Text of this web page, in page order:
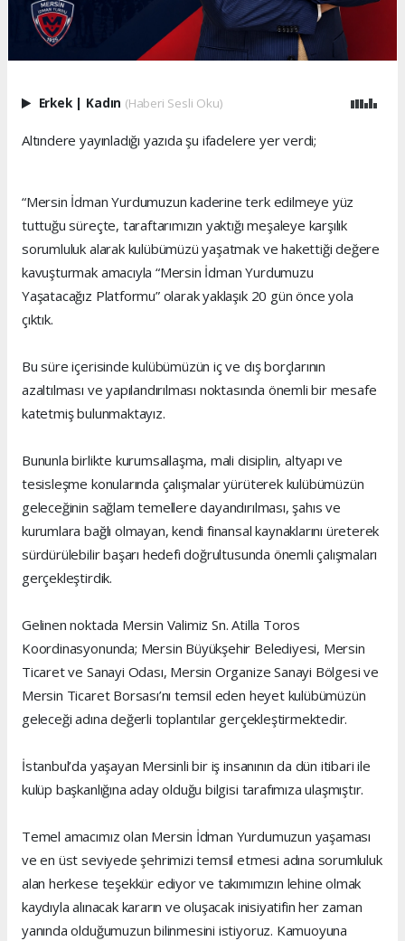
Erkek | Kadın (Haberi Sesli Oku)
Altındere yayınladığı yazıda şu ifadelere yer verdi;
“Mersin İdman Yurdumuzun kaderine terk edilmeye yüz
tuttuğu süreçte, taraftarımızın yaktığı meşaleye karşılık
sorumluluk alarak kulübümüzü yaşatmak ve hakettiği değere
kavuşturmak amacıyla “Mersin İdman Yurdumuzu
Yaşatacağız Platformu” olarak yaklaşık 20 gün önce yola
çıktık.
Bu süre içerisinde kulübümüzün iç ve dış borçlarının
azaltılması ve yapılandırılması noktasında önemli bir mesafe
katetmiş bulunmaktayız.
Bununla birlikte kurumsallaşma, mali disiplin, altyapı ve
tesisleşme konularında çalışmalar yürüterek kulübümüzün
geleceğinin sağlam temellere dayandırılması, şahıs ve
kurumlara bağlı olmayan, kendi finansal kaynaklarını üreterek
sürdürülebilir başarı hedefi doğrultusunda önemli çalışmaları
gerçekleştirdik.
Gelinen noktada Mersin Valimiz Sn. Atilla Toros
Koordinasyonunda; Mersin Büyükşehir Belediyesi, Mersin
Ticaret ve Sanayi Odası, Mersin Organize Sanayi Bölgesi ve
Mersin Ticaret Borsası’nı temsil eden heyet kulübümüzün
geleceği adına değerli toplantılar gerçekleştirmektedir.
İstanbul’da yaşayan Mersinli bir iş insanının da dün itibari ile
kulüp başkanlığına aday olduğu bilgisi tarafımıza ulaşmıştır.
Temel amacımız olan Mersin İdman Yurdumuzun yaşaması
ve en üst seviyede şehrimizi temsil etmesi adına sorumluluk
alan herkese teşekkür ediyor ve takımımızın lehine olmak
kaydıyla alınacak kararın ve oluşacak inisiyatifin her zaman
yanında olduğumuzun bilinmesini istiyoruz. Kamuoyuna